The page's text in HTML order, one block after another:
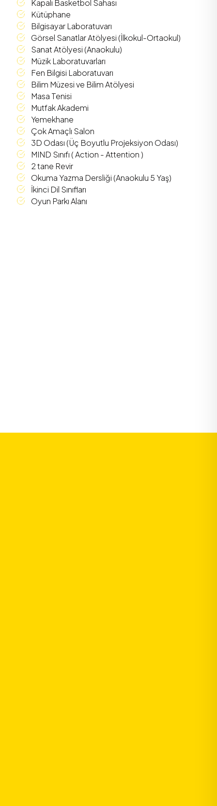
Kapalı Basketbol Sahası
Kütüphane
Bilgisayar Laboratuvarı
Görsel Sanatlar Atölyesi (İlkokul-Ortaokul)
Sanat Atölyesi (Anaokulu)
Müzik Laboratuvarları
Fen Bilgisi Laboratuvarı
Bilim Müzesi ve Bilim Atölyesi
Masa Tenisi
Mutfak Akademi
Yemekhane
Çok Amaçlı Salon
3D Odası (Üç Boyutlu Projeksiyon Odası)
MIND Sınıfı ( Action - Attention )
2 tane Revir
Okuma Yazma Dersliği (Anaokulu 5 Yaş)
İkinci Dil Sınıfları
Oyun Parkı Alanı